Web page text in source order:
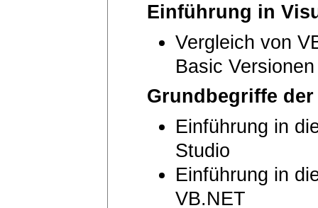
Einführung in
Vergleich von
Basic Versionen
Grundbegriffe
Einführung in
Studio
Einführung in
VB.NET